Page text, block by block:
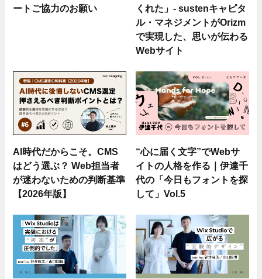
ートご協力のお願い
くれた」- sustenキャピタ
ル・マネジメントがOrizm
で実現した、思いが伝わる
Webサイト
AI時代だからこそ。CMS
はどう選ぶ？ Web担当者
が迷わないための判断基準
【2026年版】
“心に届く文字”でWebサ
イトの人格を作る｜伊達千
代の「今日もフォントを探
して」Vol.5